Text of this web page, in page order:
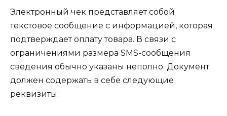
Электронный чек представляет собой
текстовое сообщение с информацией, которая
подтверждает оплату товара. В связи с
ограничениями размера SMS-сообщения
сведения обычно указаны неполно. Документ
должен содержать в себе следующие
реквизиты: